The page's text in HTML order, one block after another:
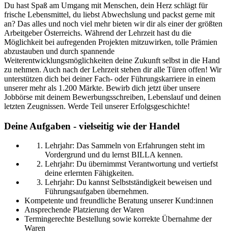
Du hast Spaß am Umgang mit Menschen, dein Herz schlägt für
frische Lebensmittel, du liebst Abwechslung und packst gerne mit
an? Das alles und noch viel mehr bieten wir dir als einer der größten
Arbeitgeber Österreichs. Während der Lehrzeit hast du die
Möglichkeit bei aufregenden Projekten mitzuwirken, tolle Prämien
abzustauben und durch spannende
Weiterentwicklungsmöglichkeiten deine Zukunft selbst in die Hand
zu nehmen. Auch nach der Lehrzeit stehen dir alle Türen offen! Wir
unterstützen dich bei deiner Fach- oder Führungskarriere in einem
unserer mehr als 1.200 Märkte. Bewirb dich jetzt über unsere
Jobbörse mit deinem Bewerbungsschreiben, Lebenslauf und deinen
letzten Zeugnissen. Werde Teil unserer Erfolgsgeschichte!
Deine Aufgaben - vielseitig wie der Handel
Lehrjahr: Das Sammeln von Erfahrungen steht im
Vordergrund und du lernst BILLA kennen.
Lehrjahr: Du übernimmst Verantwortung und vertiefst
deine erlernten Fähigkeiten.
Lehrjahr: Du kannst Selbstständigkeit beweisen und
Führungsaufgaben übernehmen.
Kompetente und freundliche Beratung unserer Kund:innen
Ansprechende Platzierung der Waren
Termingerechte Bestellung sowie korrekte Übernahme der
Waren